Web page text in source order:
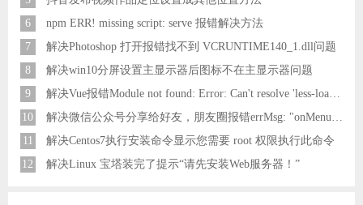
6
npm ERR! missing script: serve 报错解决方法
7
解决Photoshop 打开报错找不到 VCRUNTIME140_1.dll问题
8
解决win10分屏设置主显示器后图标不在主显示器问题
9
解决Vue报错Module not found: Error: Can't resolve 'less-loader' in 'C:\Users\Hm\Desktop\vue\vue_shop'问题
10
解决微信公众号分享给好友，朋友圈报错errMsg: "onMenuShareAppMessage:fail, the permission value is offline verifying"
11
解决Centos7执行安装命令显示您需要 root 权限执行此命令
12
解决Linux 宝塔装完了提示“请先安装Web服务器！”